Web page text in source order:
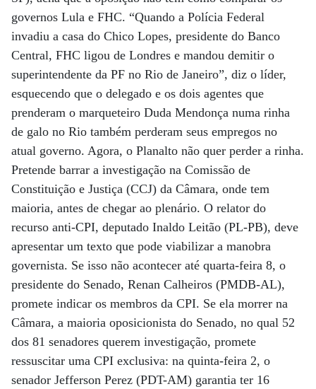
governos Lula e FHC. “Quando a Polícia Federal
invadiu a casa do Chico Lopes, presidente do Banco
Central, FHC ligou de Londres e mandou demitir o
superintendente da PF no Rio de Janeiro”, diz o líder,
esquecendo que o delegado e os dois agentes que
prenderam o marqueteiro Duda Mendonça numa rinha
de galo no Rio também perderam seus empregos no
atual governo. Agora, o Planalto não quer perder a rinha.
Pretende barrar a investigação na Comissão de
Constituição e Justiça (CCJ) da Câmara, onde tem
maioria, antes de chegar ao plenário. O relator do
recurso anti-CPI, deputado Inaldo Leitão (PL-PB), deve
apresentar um texto que pode viabilizar a manobra
governista. Se isso não acontecer até quarta-feira 8, o
presidente do Senado, Renan Calheiros (PMDB-AL),
promete indicar os membros da CPI. Se ela morrer na
Câmara, a maioria oposicionista do Senado, no qual 52
dos 81 senadores querem investigação, promete
ressuscitar uma CPI exclusiva: na quinta-feira 2, o
senador Jefferson Perez (PDT-AM) garantia ter 16